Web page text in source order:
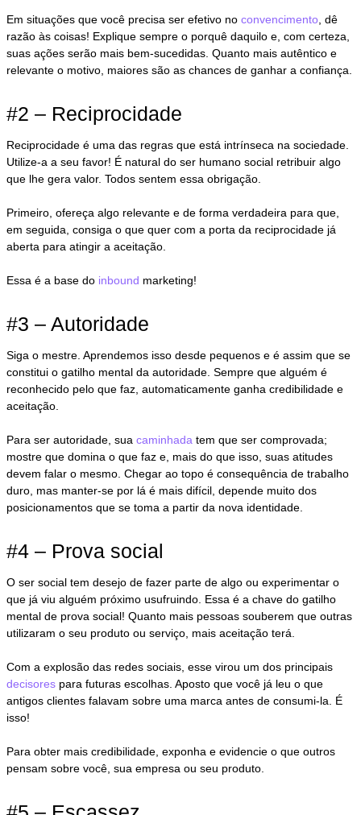
Em situações que você precisa ser efetivo noconvencimento , dê
razão às coisas! Explique sempre o porquê daquilo e, com certeza,
suas ações serão mais bem-sucedidas. Quanto mais autêntico e
relevante o motivo, maiores são as chances de ganhar a confiança.
#2 – Reciprocidade
Reciprocidade é uma das regras que está intrínseca na sociedade.
Utilize-a a seu favor! É natural do ser humano social retribuir algo
que lhe gera valor. Todos sentem essa obrigação.
Primeiro, ofereça algo relevante e de forma verdadeira para que,
em seguida, consiga o que quer com a porta da reciprocidade já
aberta para atingir a aceitação.
Essa é a base do inbound marketing!
#3 – Autoridade
Siga o mestre. Aprendemos isso desde pequenos e é assim que se
constitui o gatilho mental da autoridade. Sempre que alguém é
reconhecido pelo que faz, automaticamente ganha credibilidade e
aceitação.
Para ser autoridade, suacaminhada tem que ser comprovada;
mostre que domina o que faz e, mais do que isso, suas atitudes
devem falar o mesmo. Chegar ao topo é consequência de trabalho
duro, mas manter-se por lá é mais difícil, depende muito dos
posicionamentos que se toma a partir da nova identidade.
#4 – Prova social
O ser social tem desejo de fazer parte de algo ou experimentar o
que já viu alguém próximo usufruindo. Essa é a chave do gatilho
mental de prova social! Quanto mais pessoas souberem que outras
utilizaram o seu produto ou serviço, mais aceitação terá.
Com a explosão das redes sociais, esse virou um dos principais
decisores para futuras escolhas. Aposto que você já leu o que
antigos clientes falavam sobre uma marca antes de consumi-la. É
isso!
Para obter mais credibilidade, exponha e evidencie o que outros
pensam sobre você, sua empresa ou seu produto.